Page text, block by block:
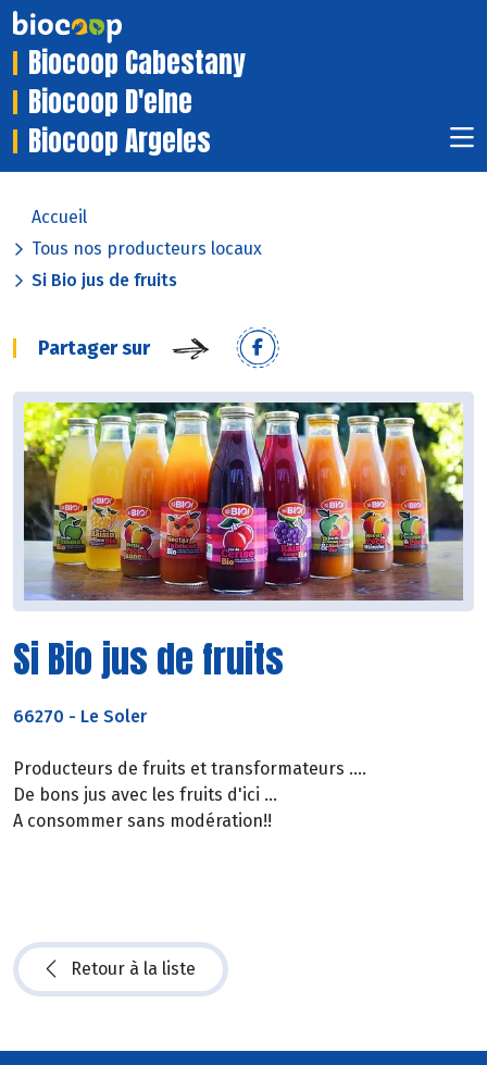
Biocoop Cabestany
Biocoop D'elne
Biocoop Argeles
Accueil
Tous nos producteurs locaux
Si Bio jus de fruits
Partager sur
Si Bio jus de fruits
66270 - Le Soler
Producteurs de fruits et transformateurs ....
De bons jus avec les fruits d'ici ...
A consommer sans modération!!
Retour à la liste